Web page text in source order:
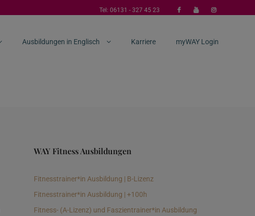
Tel: 06131 - 327 45 23
Ausbildungen in Englisch Karriere myWAY Login
WAY Fitness Ausbildungen
Fitnesstrainer*in Ausbildung | B-Lizenz
Fitnesstrainer*in Ausbildung | +100h
Fitness- (A-Lizenz) und Faszientrainer*in Ausbildung